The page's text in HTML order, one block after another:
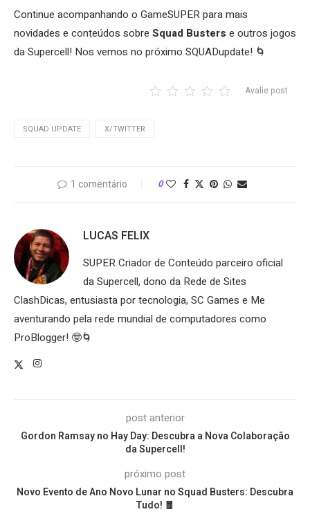
Continue acompanhando o GameSUPER para mais
novidades e conteúdos sobre Squad Busters e outros jogos
da Supercell! Nos vemos no próximo SQUADupdate! 🌀
Avalie post
SQUAD UPDATE X/TWITTER
1 comentário 0
LUCAS FELIX
SUPER Criador de Conteúdo parceiro oficial
da Supercell, dono da Rede de Sites
ClashDicas, entusiasta por tecnologia, SC Games e Me
aventurando pela rede mundial de computadores como
ProBlogger! 🤓🌀
post anterior
Gordon Ramsay no Hay Day: Descubra a Nova Colaboração
da Supercell!
próximo post
Novo Evento de Ano Novo Lunar no Squad Busters: Descubra
Tudo! 🧧